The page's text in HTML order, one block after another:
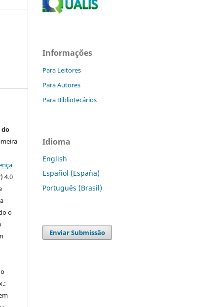
do
4.0
o
Informações
Para Leitores
Para Autores
Para Bibliotecários
Idioma
English
Español (España)
Português (Brasil)
Enviar Submissão